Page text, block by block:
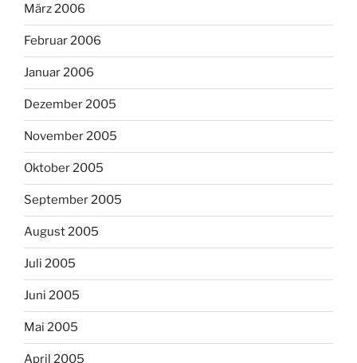
März 2006
Februar 2006
Januar 2006
Dezember 2005
November 2005
Oktober 2005
September 2005
August 2005
Juli 2005
Juni 2005
Mai 2005
April 2005